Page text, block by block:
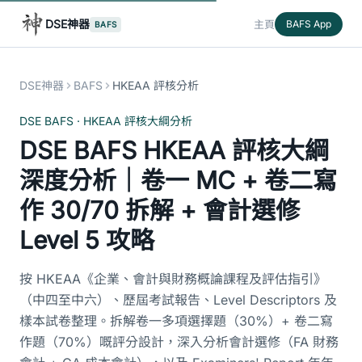
DSE神器 BAFS 主頁 BAFS App
DSE神器 BAFS HKEAA 評核分析
DSE BAFS · HKEAA 評核大綱分析
DSE BAFS HKEAA 評核大綱
深度分析｜卷一 MC + 卷二寫
作 30/70 拆解 + 會計選修
Level 5 攻略
按 HKEAA《企業、會計與財務概論課程及評估指引》
（中四至中六）、歷屆考試報告、Level Descriptors 及
樣本試卷整理。拆解卷一多項選擇題（30%）+ 卷二寫
作題（70%）嘅評分設計，深入分析會計選修（FA 財務